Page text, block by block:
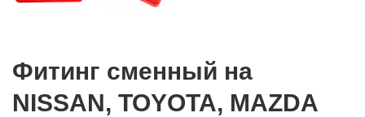
Фитинг сменный на
NISSAN, TOYOTA, MAZDA